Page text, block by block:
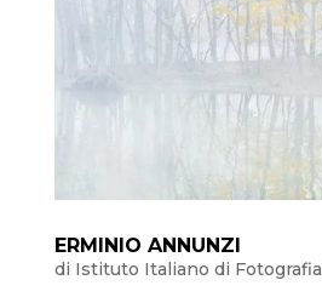
ERMINIO ANNUNZI
di Istituto Italiano di Fotografia